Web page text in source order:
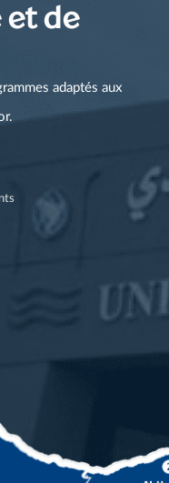
et de
adaptés aux